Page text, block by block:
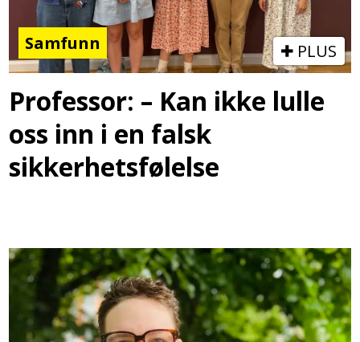
Samfunn PLUS
Professor: – Kan ikke lulle
oss inn i en falsk
sikkerhetsfølelse